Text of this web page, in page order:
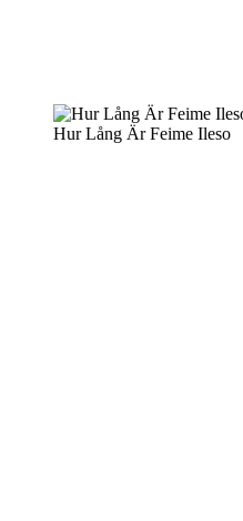
Hur Lång Är Feime Ileso